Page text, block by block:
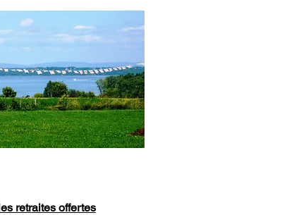
retraites offertes